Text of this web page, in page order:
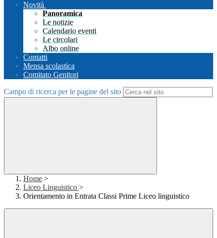
Novità
Panoramica
Le notizie
Calendario eventi
Le circolari
Albo online
Contatti
Mensa scolastica
Comitato Genitori
Campo di ricerca per le pagine del sito
Home >
Liceo Linguistico >
Orientamento in Entrata Classi Prime Liceo linguistico